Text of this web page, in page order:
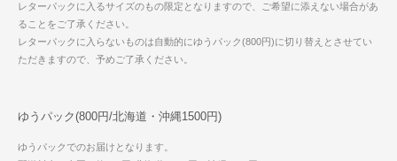
レターパックに入るサイズのもの限定となりますので、ご希望に添えない場合があ
ることをご了承ください。
レターパックに入らないものは自動的にゆうパック(800円)に切り替えとさせてい
ただきますので、予めご了承ください。
ゆうパック(800円/北海道・沖縄1500円)
ゆうパックでのお届けとなります。